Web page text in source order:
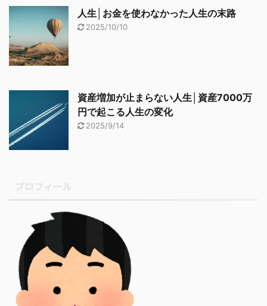
人生│お金を使わなかった人生の末路
2025/10/10
資産増加が止まらない人生│資産7000万
円で起こる人生の変化
2025/9/14